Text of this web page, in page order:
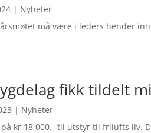
| Nyheter
må være i leders hender
fikk tildelt
| Nyheter
kr 18 000.- til utstyr til frilufts liv.